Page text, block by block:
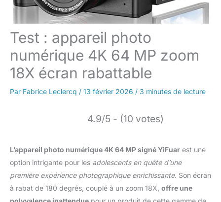
Test : appareil photo
numérique 4K 64 MP zoom
18X écran rabattable
Par Fabrice Leclercq / 13 février 2026 / 3 minutes de lecture
4.9/5 - (10 votes)
L’appareil photo numérique 4K 64 MP signé YiFuar est une
option intrigante pour les adolescents en quête d’une
première expérience photographique enrichissante. Son écran
à rabat de 180 degrés, couplé à un zoom 18X, offre une